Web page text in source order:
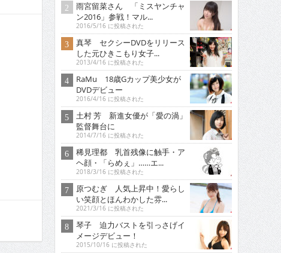
雨宮留菜さん 「ミスヤンチャ
ン2016」参戦！マル...
2016/5/16 に投稿された
真琴 セクシーDVDをリリース
した元ひきこもり女子...
2013/4/16 に投稿された
RaMu 18歳Gカップ美少女が
DVDデビュー
2016/4/16 に投稿された
土村 芳 新進女優が「愛の渦」
監督舞台に
2014/7/16 に投稿された
稀見理都 乳首残像に触手・ア
ヘ顔・「らめぇ」……エ...
2018/3/16 に投稿された
原つむぎ 人気上昇中！愛らし
い笑顔とほんわかした雰...
2021/3/16 に投稿された
琴子 迫力バストを引っさげイ
メージデビュー！
2015/10/16 に投稿された